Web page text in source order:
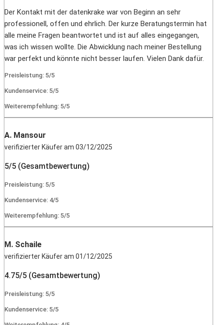
Der Kontakt mit der datenkrake war von Beginn an sehr
professionell, offen und ehrlich. Der kurze Beratungstermin hat
alle meine Fragen beantwortet und ist auf alles eingegangen,
was ich wissen wollte. Die Abwicklung nach meiner Bestellung
war perfekt und könnte nicht besser laufen. Vielen Dank dafür.
Preisleistung: 5/5
Kundenservice: 5/5
Weiterempfehlung: 5/5
A. Mansour
verifizierter Käufer am 03/12/2025
5/5 (Gesamtbewertung)
Preisleistung: 5/5
Kundenservice: 4/5
Weiterempfehlung: 5/5
M. Schaile
verifizierter Käufer am 01/12/2025
4.75/5 (Gesamtbewertung)
Preisleistung: 5/5
Kundenservice: 5/5